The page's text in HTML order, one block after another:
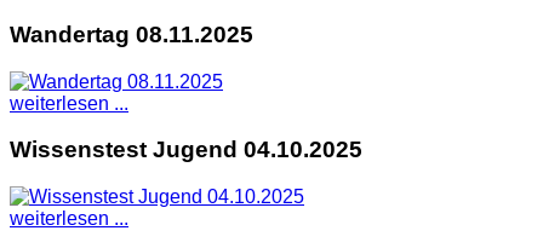
Wandertag 08.11.2025
weiterlesen ...
Wissenstest Jugend 04.10.2025
weiterlesen ...